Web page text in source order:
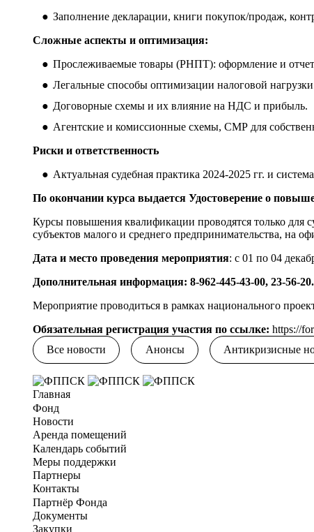
Заполнение декларации, книги покупок/продаж,
Сложные аспекты и оптимизация:
Прослеживаемые товары (РНПТ): оформление и
Легальные способы оптимизации налоговой
Договорные схемы и их влияние на НДС и прибыль.
Агентские и комиссионные схемы, СМР для
Риски и ответственность
Актуальная судебная практика 2024-2025 гг. и
По окончании курса выдается Удостоверение о
Курсы повышения квалификации проводятся только для
субъектов малого и среднего предпринимательства, на
Дата и место проведения мероприятия: с 01 по 04
Дополнительная информация: 8-962-445-43-00, 23-56-
Мероприятие проводиться в рамках национального
Обязательная регистрация участия по ссылке:https://
Все новости
Анонсы Антикризисные
Главная
Фонд
Новости
Аренда помещений
Календарь событий
Меры поддержки
Партнеры
Контакты
Партнёр Фонда
Документы
Закупки